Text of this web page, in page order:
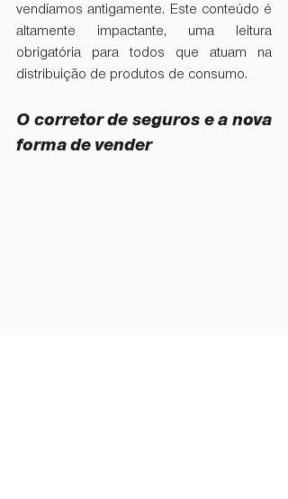
vendíamos antigamente. Este conteúdo é
altamente impactante, uma leitura
obrigatória para todos que atuam na
distribuição de produtos de consumo.
O corretor de seguros e a nova
forma de vender